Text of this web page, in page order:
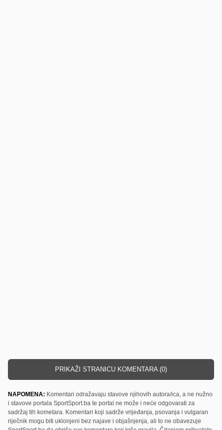
PRIKAŽI STRANICU KOMENTARA (0)
NAPOMENA: Komentari odražavaju stavove njihovih autora/ica, a ne nužno
i stavove portala SportSport.ba te portal ne može i neće odgovarati za
sadržaj tih kometara. Komentari koji sadrže vrijeđanja, psovanja i vulgaran
riječnik mogu biti uklonjeni bez najave i objašnjenja, ali to ne obavezuje